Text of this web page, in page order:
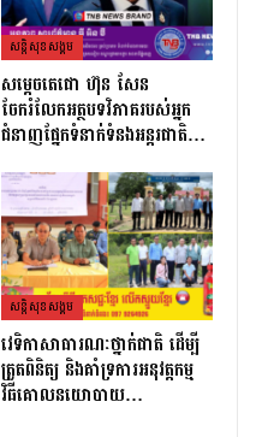
សន្តិសុខសង្គម
សម្តេចតេជោ ហ៊ុន សែន
ចែករំលែកអត្ថបទវិភាគរបស់អ្នក
ជំនាញផ្នែកទំនាក់ទំនងអន្តរជាតិ…
សន្តិសុខសង្គម
វេទិកាសាធារណៈថ្នាក់ជាតិ ដើម្បី
ត្រួតពិនិត្យ និងគាំទ្រការអនុវត្តកម្ម
វិធីគោលនយោបាយ…